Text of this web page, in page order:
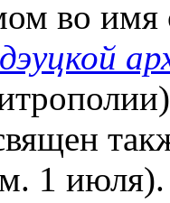
во имя
1